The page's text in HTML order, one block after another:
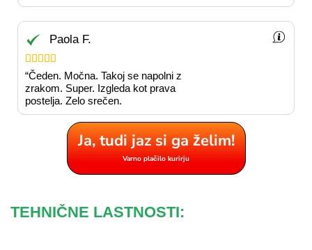
Paola F.
    
“Čeden. Močna. Takoj se napolni z
zrakom. Super. Izgleda kot prava
postelja. Zelo srečen.
Ja, tudi jaz si ga želim!
Varno plačilo kurirju
TEHNIČNE LASTNOSTI: